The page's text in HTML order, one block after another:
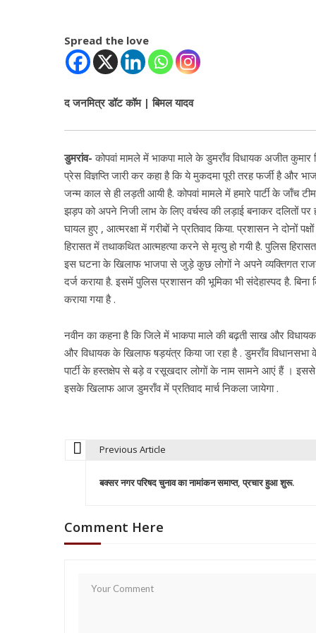
Spread the love
द जनमित्र डॉट कॉम | बिमल यादव
डुमरांव- कोपवां मामले में भाकपा माले के डुमराँव विधायक अजीत
प्रेस विज्ञप्ति जारी कर कहा है कि ये मुकदमा पूरी तरह फर्जी है
जन्म काल से ही लड़ती आयी है. कोपवां मामले में हमारे पार्टी के जाँच
झड़प को अपने निजी लाभ के लिए वर्चस्व की लड़ाई बनाकर दलितों
घायल हुए , आत्मरक्षा में गरीबों ने प्रतिवाद किया. प्रशासन ने दोनों
हिरासत में तथाकथित आत्महत्या करने से मृत्यु हो गयी है. पुलिस
इस घटना के खिलाफ भाजपा से जुड़े कुछ लोगों ने अपने व्यक्तिगत
दर्ज कराया है. इसमें पुलिस प्रशासन की भूमिका भी संदेहास्पद है.
कराया गया है .
नवीन का कहना है कि जिले में भाकपा माले की बढ़ती साख और विधायक
और विधायक के खिलाफ षड़यंत्र किया जा रहा है . डुमराँव
पार्टी के हस्तक्षेप से बड़े व रसूखदार लोगों के नाम सामने आएं हैं ।
इसके खिलाफ आज डुमराँव में प्रतिवाद मार्च निकला जायेगा .
s
Previous Article
बक्सर नगर परिषद चुनाव का नामांकन समाप्त, प्रचार हुआ शुरू.
Comment Here